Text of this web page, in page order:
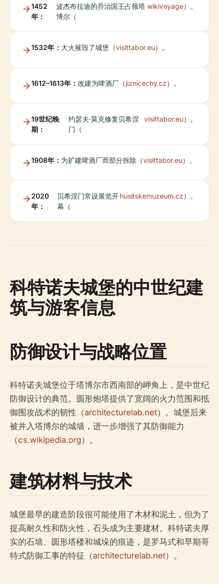
1452
年：
波杰布拉迪的乔治国王占领塔
博尔（
wikivoyage）。
1532年： 大火摧毁了城堡（visittabor.eu）。
1612–1613年： 改建为啤酒厂（jiznicechy.cz）。
19世纪晚
期：
约瑟夫·莫克修复贝希涅
门（
visittabor.eu）。
1908年： 为扩建啤酒厂而部分拆除（visittabor.eu）。
2020
年：
贝希涅门常设展览开
幕（
husitskemuzeum.cz）。
科特诺夫城堡的中世纪建
筑与游客信息
防御设计与战略位置
科特诺夫城堡位于塔博尔市西南部的岬角上，是中世纪
防御设计的典范。圆形炮塔提供了宽阔的火力范围和抵
御围攻战术的韧性（architecturelab.net）。城堡后来
被并入塔博尔的城墙，进一步增强了其防御能力
（cs.wikipedia.org）。
建筑材料与技术
城堡最早的建造阶段很可能使用了木材和泥土，但为了
提高耐久性和防火性，石头成为主要建材。科特诺夫厚
实的石墙、圆形塔楼和城垛的痕迹，是罗马式和早期哥
特式防御工事的特征（architecturelab.net）。